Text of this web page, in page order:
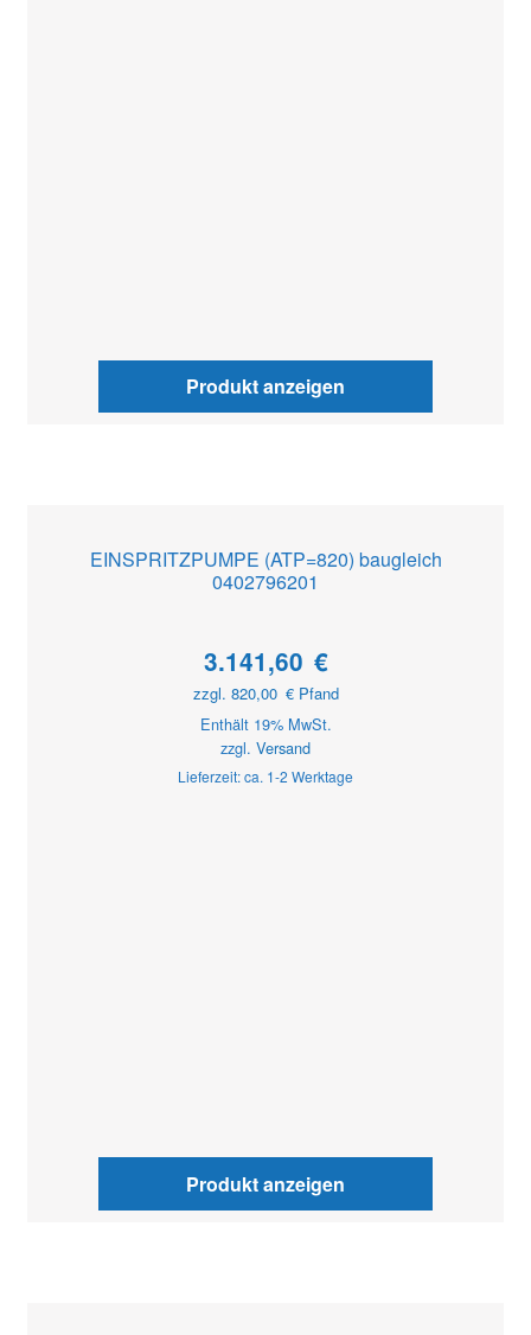
Produkt anzeigen
EINSPRITZPUMPE (ATP=820) baugleich
0402796201
3.141,60 €
zzgl. 820,00 €Pfand
Enthält 19% MwSt.
zzgl. Versand
Lieferzeit: ca. 1-2 Werktage
Produkt anzeigen